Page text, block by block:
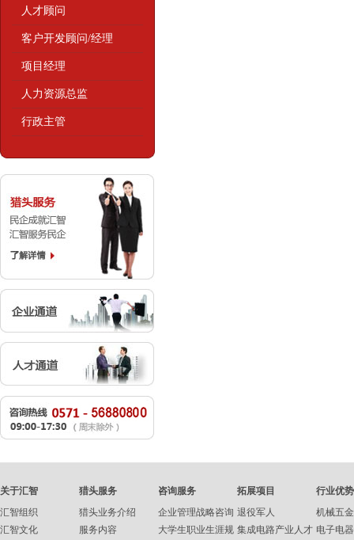
人才顾问
客户开发顾问/经理
项目经理
人力资源总监
行政主管
关于汇智
汇智组织
汇智文化
猎头服务
猎头业务介绍
服务内容
咨询服务
企业管理战略咨询
大学生职业生涯规
拓展项目
退役军人
集成电路产业人才
行业优势
机械五金
电子电器